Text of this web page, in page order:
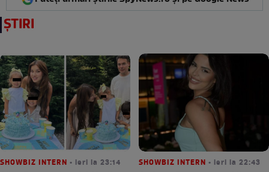
ȘTIRI
SHOWBIZ INTERN • ieri la 23:14 SHOWBIZ INTERN • ieri la 22:43